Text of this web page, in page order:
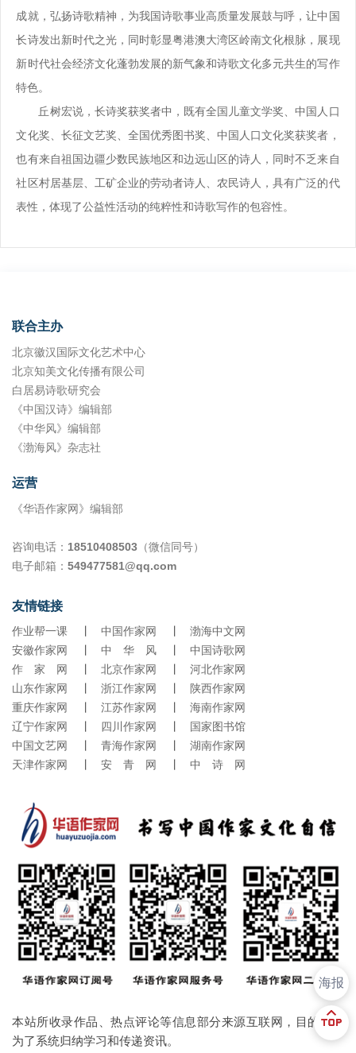
成就，弘扬诗歌精神，为我国诗歌事业高质量发展鼓与呼，让中国
长诗发出新时代之光，同时彰显粤港澳大湾区岭南文化根脉，展现
新时代社会经济文化蓬勃发展的新气象和诗歌文化多元共生的写作
特色。
丘树宏说，长诗奖获奖者中，既有全国儿童文学奖、中国人口
文化奖、长征文艺奖、全国优秀图书奖、中国人口文化奖获奖者，
也有来自祖国边疆少数民族地区和边远山区的诗人，同时不乏来自
社区村居基层、工矿企业的劳动者诗人、农民诗人，具有广泛的代
表性，体现了公益性活动的纯粹性和诗歌写作的包容性。
海报
联合主办
北京徽汉国际文化艺术中心
北京知美文化传播有限公司
白居易诗歌研究会
《中国汉诗》编辑部
《中华风》编辑部
《渤海风》杂志社
运营
《华语作家网》编辑部
咨询电话： 18510408503 （微信同号）
电子邮箱： 549477581@qq.com
友情链接
作业帮一课 中国作家网
渤海中文网
安徽作家网
中 华 风
中国诗歌网
作 家 网
北京作家网
河北作家网
山东作家网
浙江作家网
陕西作家网
重庆作家网
江苏作家网
海南作家网
辽宁作家网
四川作家网
国家图书馆
中国文艺网
青海作家网
湖南作家网
天津作家网
安 青 网 中 诗 网
本站所收录作品、热点评论等信息部分来源互联网，目的只是
为了系统归纳学习和传递资讯。